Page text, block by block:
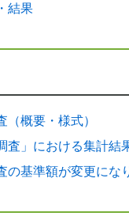
結果
概要・様式）
査」における集計結
の基準額が変更にな